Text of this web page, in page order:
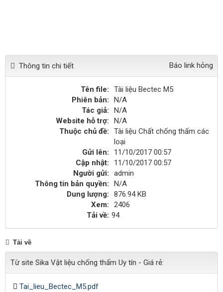
Báo link hỏng
Thông tin chi tiết
Tên file:
Tài liệu Bectec M5
Phiên bản:
N/A
Tác giả:
N/A
Website hỗ trợ:
N/A
Thuộc chủ đề:
Tài liệu Chất chống thấm các
loại
Gửi lên:
11/10/2017 00:57
Cập nhật:
11/10/2017 00:57
Người gửi:
admin
Thông tin bản quyền:
N/A
Dung lượng:
876.94 KB
Xem:
2406
Tải về: 94
Tải về
Từ site Sika Vật liệu chống thấm Uy tín - Giá rẻ:
Tai_lieu_Bectec_M5.pdf